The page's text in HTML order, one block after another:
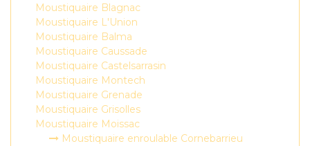
Moustiquaire Blagnac
Moustiquaire L'Union
Moustiquaire Balma
Moustiquaire Caussade
Moustiquaire Castelsarrasin
Moustiquaire Montech
Moustiquaire Grenade
Moustiquaire Grisolles
Moustiquaire Moissac
Moustiquaire enroulable Cornebarrieu